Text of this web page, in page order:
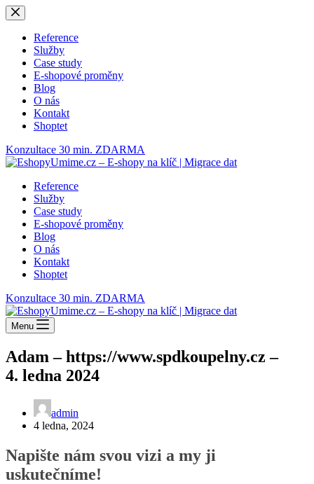
Skip
to
contentReference
Služby
Case study
E-shopové proměny
Blog
O nás
Kontakt
Shoptet
Konzultace 30 min. ZDARMA
Reference
Služby
Case study
E-shopové proměny
Blog
O nás
Kontakt
Shoptet
Konzultace 30 min. ZDARMA
Menu
Adam – https://www.spdkoupelny.cz –
4. ledna 2024
admin
4 ledna, 2024
Napište nám svou vizi a my ji
uskutečníme!